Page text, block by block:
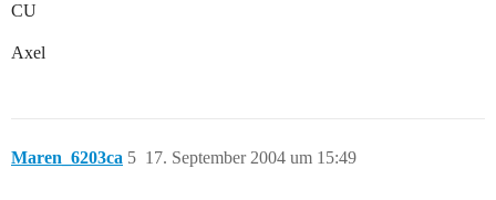
CU
Axel
Maren_6203ca 17. September 2004 um 15:49
5